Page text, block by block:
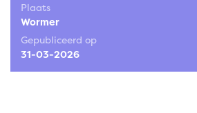
Plaats
Wormer
Gepubliceerd op
31-03-2026